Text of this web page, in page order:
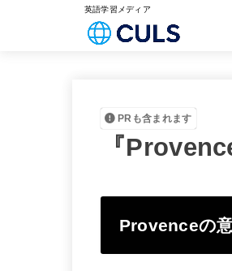
英語学習メディア
PRも含まれます
『
Provenceの